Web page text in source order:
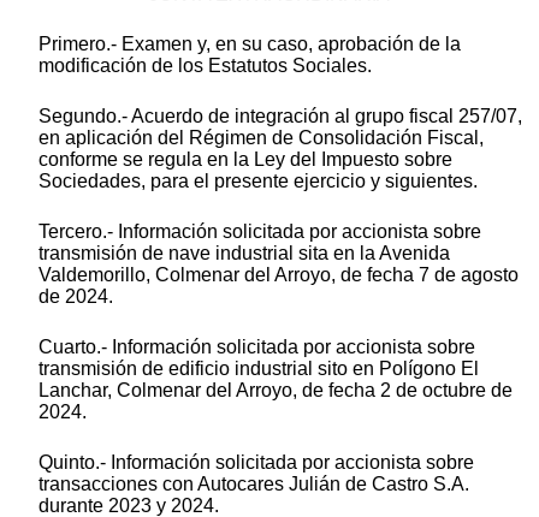
Primero.- Examen y, en su caso, aprobación de la
modificación de los Estatutos Sociales.
Segundo.- Acuerdo de integración al grupo fiscal 257/07,
en aplicación del Régimen de Consolidación Fiscal,
conforme se regula en la Ley del Impuesto sobre
Sociedades, para el presente ejercicio y siguientes.
Tercero.- Información solicitada por accionista sobre
transmisión de nave industrial sita en la Avenida
Valdemorillo, Colmenar del Arroyo, de fecha 7 de agosto
de 2024.
Cuarto.- Información solicitada por accionista sobre
transmisión de edificio industrial sito en Polígono El
Lanchar, Colmenar del Arroyo, de fecha 2 de octubre de
2024.
Quinto.- Información solicitada por accionista sobre
transacciones con Autocares Julián de Castro S.A.
durante 2023 y 2024.